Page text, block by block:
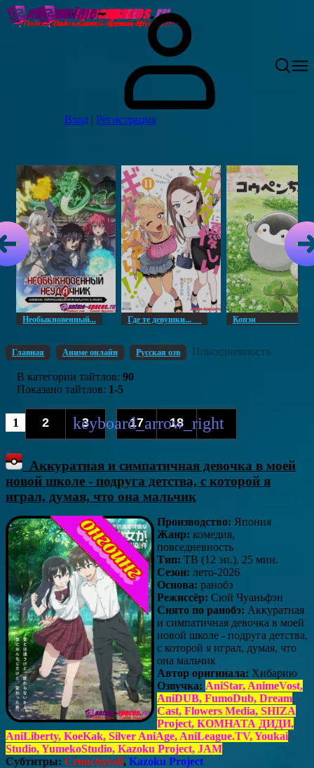
Вход | Регистрация
Необыкновенный... Где те девушки... Копэн
Главная Аниме онлайн Русская озв Повседневность
В категории тайтлов: 90
Показано тайтлов: 1-5
1 2 3 ... 17 18
Аккуратная и симпатичная девочка в моей
новой школе - подруга детства, с которой я
играл, думая, что она мальчик
Производство: Япония
Жанр: комедия,
повседневность
Тип: ТВ (12 эп.), 25 мин.
Сезон: лето-2026
Основа: ранобэ
Режиссёр: Сюй Чуаньфэн
Снято по ранобэ: Аккуратная
и симпатичная девочка в моей
новой школе - подруга детства,
с которой я играл, думая, что
она мальчик
Автор оригинала: Хибарию
Озвучка: AniStar, AnimeVost,
AniDUB, FumoDub, Dream
Cast, Flowers Media, SHIZA
Project, КОМНАТА ДИДИ,
AniLiberty, KoeKak, Silver AniAge, AniLeague.TV, Youkai
Studio, YumekoStudio, Kazoku Project, JAM
Субтитры: Crunchyroll, Kazoku Project